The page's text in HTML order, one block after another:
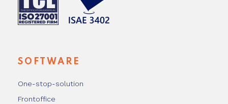
SOFTWARE
One-stop-solution
Frontoffice